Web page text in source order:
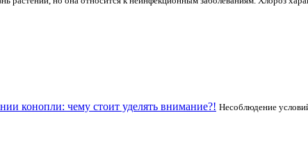
конопли: чему стоит уделять внимание?! Несоблюдение